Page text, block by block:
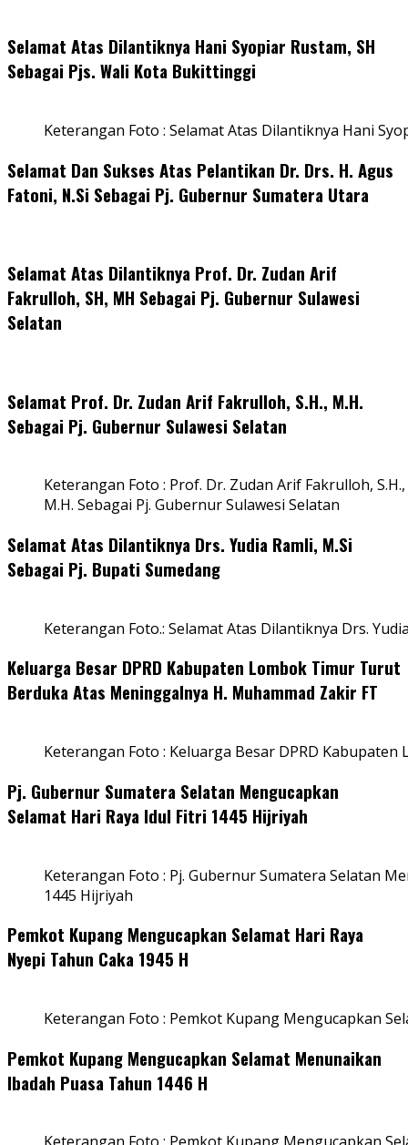
Selamat Atas Dilantiknya Hani Syopiar Rustam, SH
Sebagai Pjs. Wali Kota Bukittinggi
Keterangan Foto : Selamat Atas Dilantiknya Hani
Selamat Dan Sukses Atas Pelantikan Dr. Drs. H. Agus
Fatoni, N.Si Sebagai Pj. Gubernur Sumatera Utara
Selamat Atas Dilantiknya Prof. Dr. Zudan Arif
Fakrulloh, SH, MH Sebagai Pj. Gubernur Sulawesi
Selatan
Selamat Prof. Dr. Zudan Arif Fakrulloh, S.H., M.H.
Sebagai Pj. Gubernur Sulawesi Selatan
Keterangan Foto : Prof. Dr. Zudan Arif Fakrulloh, S.H.,
M.H. Sebagai Pj. Gubernur Sulawesi Selatan
Selamat Atas Dilantiknya Drs. Yudia Ramli, M.Si
Sebagai Pj. Bupati Sumedang
Keterangan Foto.: Selamat Atas Dilantiknya Drs.
Keluarga Besar DPRD Kabupaten Lombok Timur Turut
Berduka Atas Meninggalnya H. Muhammad Zakir FT
Keterangan Foto : Keluarga Besar DPRD
Pj. Gubernur Sumatera Selatan Mengucapkan
Selamat Hari Raya Idul Fitri 1445 Hijriyah
Keterangan Foto : Pj. Gubernur Sumatera Selatan
1445 Hijriyah
Pemkot Kupang Mengucapkan Selamat Hari Raya
Nyepi Tahun Caka 1945 H
Keterangan Foto : Pemkot Kupang Mengucapkan
Pemkot Kupang Mengucapkan Selamat Menunaikan
Ibadah Puasa Tahun 1446 H